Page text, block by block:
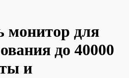
монитор для
до 40000
и